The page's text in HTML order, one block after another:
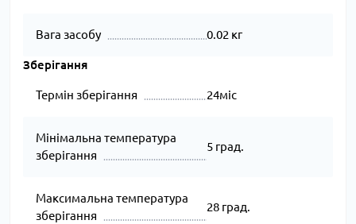
Вага засобу 0.02 кг
Зберігання
Термін зберігання 24міс
Мінімальна температура
зберігання
5 град.
Максимальна температура
зберігання
28 град.